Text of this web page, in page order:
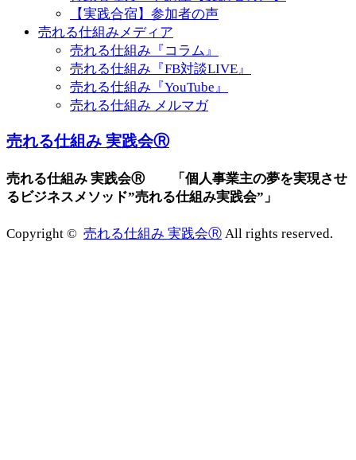
【実践合宿】参加者の声
売れる仕組みメディア
売れる仕組み『コラム』
売れる仕組み『FB対談LIVE』
売れる仕組み『YouTube』
売れる仕組み メルマガ
売れる仕組み 実践会Ⓡ
売れる仕組み 実践会Ⓡ 「個人事業主の夢を実現させ
るビジネスメソッド”売れる仕組み実践会”」
Copyright © 売れる仕組み 実践会Ⓡ All rights reserved.